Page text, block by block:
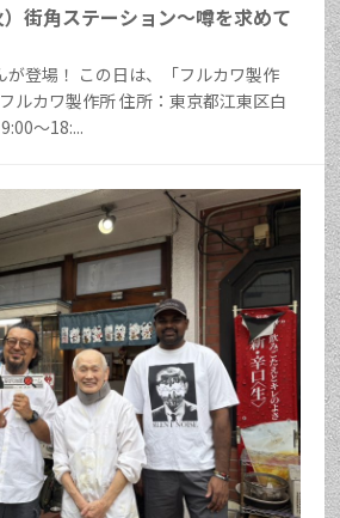
街角ステーション～噂を求めて
が登場！ この日は、「フルカワ製作
ルカワ製作所 住所：東京都江東区白
～18:...